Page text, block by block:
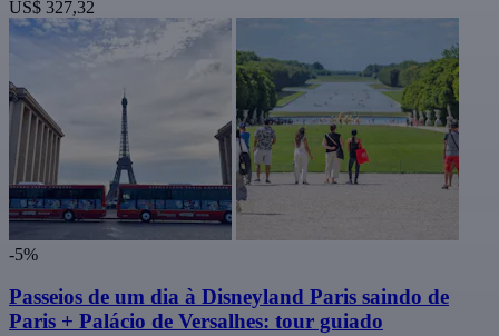
US$ 327,32
-5%
Passeios de um dia à Disneyland Paris saindo de
Paris + Palácio de Versalhes: tour guiado